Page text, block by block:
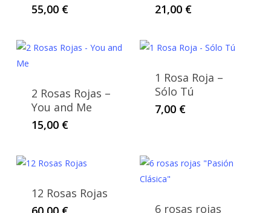
55,00 €
21,00 €
2 Rosas Rojas –
You and Me
15,00 €
1 Rosa Roja –
Sólo Tú
7,00 €
12 Rosas Rojas
6 rosas rojas